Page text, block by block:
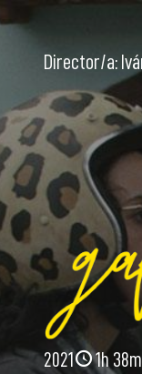
Director/a:
2021
1h 38m